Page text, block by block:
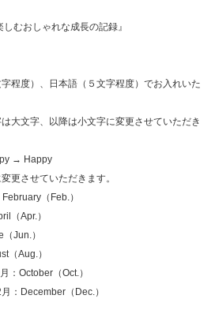
むおしゃれな成長の記録』
程度）、日本語（５文字程度）でお入れいた
大文字、以降は小文字に変更させていただき
→ Happy
更させていただきます。
（Feb.）
（Apr.）
Jun.）
（Aug.）
October（Oct.）
：December（Dec.）